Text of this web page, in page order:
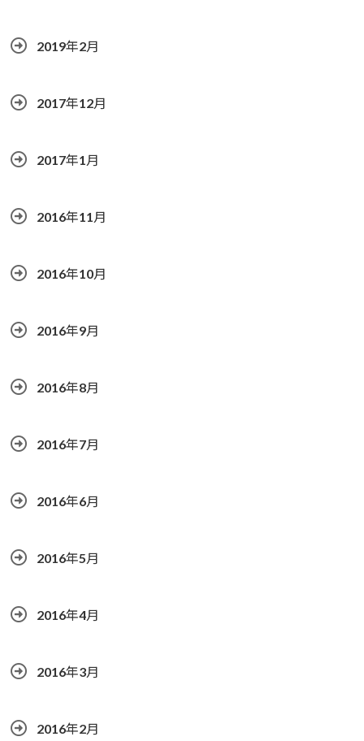
2019年2月
2017年12月
2017年1月
2016年11月
2016年10月
2016年9月
2016年8月
2016年7月
2016年6月
2016年5月
2016年4月
2016年3月
2016年2月